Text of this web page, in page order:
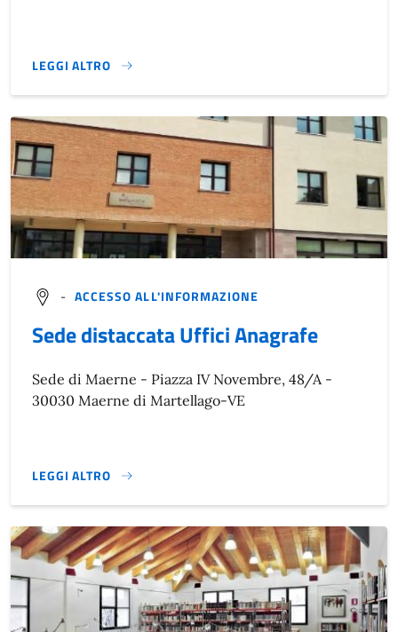
LEGGI ALTRO
}
- ACCESSO ALL'INFORMAZIONE
Sede distaccata Uffici Anagrafe
Sede di Maerne - Piazza IV Novembre, 48/A -
30030 Maerne di Martellago-VE
LEGGI ALTRO
}